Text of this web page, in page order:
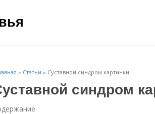
» Статьи » Суставной синдром картинки.
синдром